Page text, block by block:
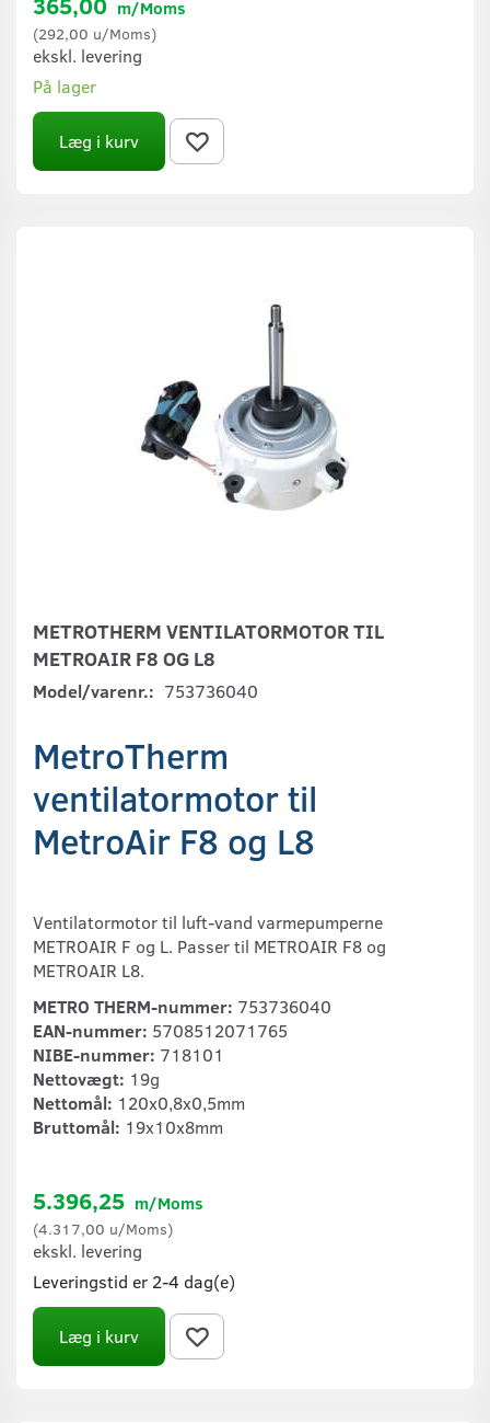
m/Moms
(292,00 u/Moms)
ekskl. levering
På lager
Læg i kurv
METROTHERM VENTILATORMOTOR TIL
METROAIR F8 OG L8
Model/varenr.: 753736040
MetroTherm
ventilatormotor til
MetroAir F8 og L8
Ventilatormotor til luft-vand varmepumperne
METROAIR F og L. Passer til METROAIR F8 og
METROAIR L8.
METRO THERM-nummer: 753736040
EAN-nummer: 5708512071765
NIBE-nummer: 718101
Nettovægt: 19g
Nettomål: 120x0,8x0,5mm
Bruttomål: 19x10x8mm
5.396,25 m/Moms
(4.317,00 u/Moms)
ekskl. levering
Leveringstid er 2-4 dag(e)
Læg i kurv